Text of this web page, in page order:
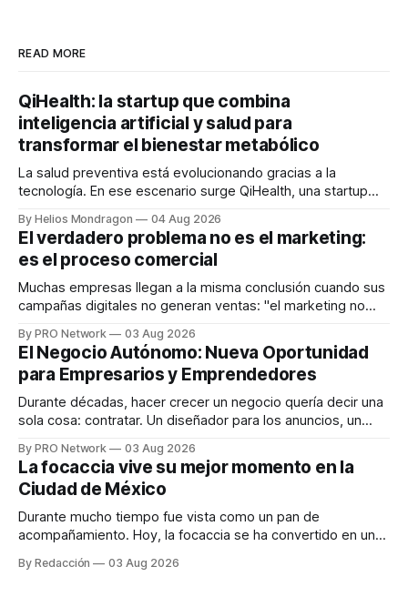
READ MORE
QiHealth: la startup que combina
inteligencia artificial y salud para
transformar el bienestar metabólico
La salud preventiva está evolucionando gracias a la
tecnología. En ese escenario surge QiHealth, una startup
dispositivos inteligentes, inteligencia artificial y monitoreo
en tiempo real para ayudar a las personas a tomar mejores
decisiones sobre su salud metabólica. Su propuesta busca
responder
By Helios Mondragon 04 Aug 2026
El verdadero problema no es el marketing:
es el proceso comercial
Muchas empresas llegan a la misma conclusión cuando sus
campañas digitales no generan ventas: "el marketing no
INTERIUS, el problema suele estar en otro lugar. Durante
una entrevista para el podcast SER PRO, el especialista en
marketing digital explicó que
By PRO Network 03 Aug 2026
El Negocio Autónomo: Nueva Oportunidad
para Empresarios y Emprendedores
Durante décadas, hacer crecer un negocio quería decir una
sola cosa: contratar. Un diseñador para los anuncios, un
para los textos, alguien que supiera de publicidad digital
para encontrar prospectos, un vendedor para atender
llamadas y mensajes, y —con suerte— una persona
By PRO Network 03 Aug 2026
La focaccia vive su mejor momento en la
Ciudad de México
Durante mucho tiempo fue vista como un pan de
acompañamiento. Hoy, la focaccia se ha convertido en uno
artesanal, ingredientes de calidad y experiencias que
By Redacción 03 Aug 2026